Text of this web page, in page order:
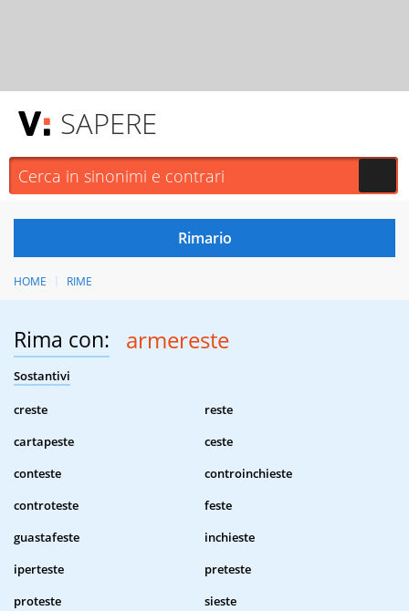
SAPERE
HOME RIME
Rima con: armereste
Sostantivi
creste
reste
cartapeste
ceste
conteste
controinchieste
controteste
feste
guastafeste
inchieste
iperteste
preteste
proteste
sieste